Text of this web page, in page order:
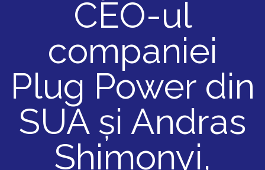
CEO-ul
companiei
Plug Power din
SUA și Andras
Shimonyi,